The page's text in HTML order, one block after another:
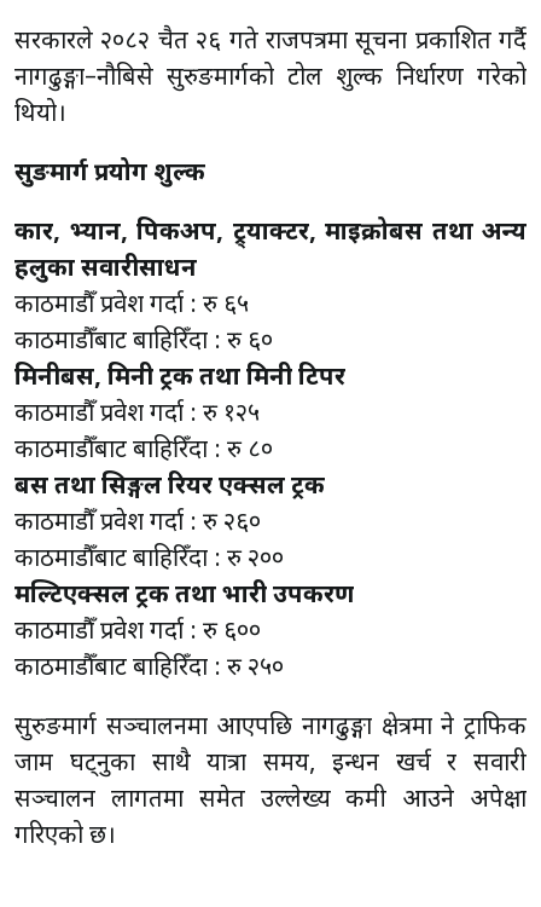
सरकारले २०८२ चैत २६ गते राजपत्रमा सूचना प्रकाशित गर्दै
नागढुङ्गा–नौबिसे सुरुङमार्गको टोल शुल्क निर्धारण गरेको
थियो।
सुरुङमार्ग प्रयोग शुल्क
कार, भ्यान, पिकअप, ट्र्याक्टर, माइक्रोबस तथा अन्य
हलुका सवारीसाधन
काठमाडौँ प्रवेश गर्दा : रु ६५
काठमाडौँबाट बाहिरिँदा : रु ६०
मिनीबस, मिनी ट्रक तथा मिनी टिपर
काठमाडौँ प्रवेश गर्दा : रु १२५
काठमाडौँबाट बाहिरिँदा : रु ८०
बस तथा सिङ्गल रियर एक्सल ट्रक
काठमाडौँ प्रवेश गर्दा : रु २६०
काठमाडौँबाट बाहिरिँदा : रु २००
मल्टिएक्सल ट्रक तथा भारी उपकरण
काठमाडौँ प्रवेश गर्दा : रु ६००
काठमाडौँबाट बाहिरिँदा : रु २५०
सुरुङमार्ग सञ्चालनमा आएपछि नागढुङ्गा क्षेत्रमा हुने ट्राफिक
जाम घट्नुका साथै यात्रा समय, इन्धन खर्च र सवारी
सञ्चालन लागतमा समेत उल्लेख्य कमी आउने अपेक्षा
गरिएको छ।